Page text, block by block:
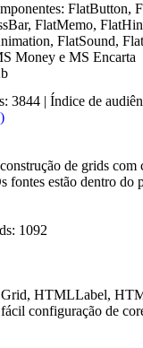
FlatButton,
FlatMemo,
FlatSound,
Money e MS Encarta
3844 | Índice de
de grids com
estão dentro do
1092
HTMLLabel,
configuração de